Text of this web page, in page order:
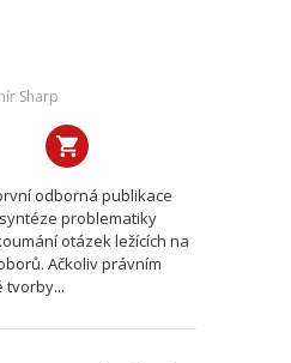
Sharp
odborná publikace
problematiky
otázek ležících na
Ačkoliv právním
tvorby...